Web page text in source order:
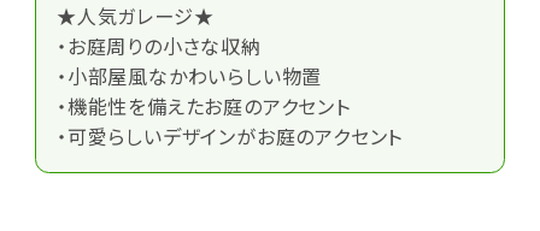
★人気ガレージ★
・お庭周りの小さな収納
・小部屋風なかわいらしい物置
・機能性を備えたお庭のアクセント
・可愛らしいデザインがお庭のアクセント